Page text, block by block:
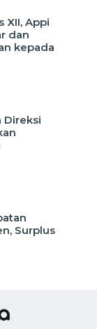
XII, Appi
dan
kepada
Direksi
Surplus